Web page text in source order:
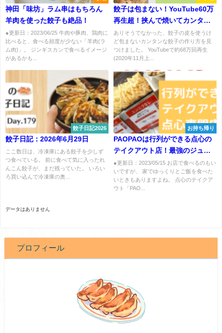
神田「味坊」ラム串はもちろん
羊肉を使った餃子も絶品！
●更新日：2023/06/25 牛肉や豚肉、鶏肉に
比べると、食べる頻度が少ない「羊肉(ラ
ム肉)」。 ジンギスカンで食べるイメージ
があるかも...
餃子は包まない！YouTube60万
再生超！挟んで焼いてカンタン
絶品餃子レシピ
ありそうでなかった、餃子の皮を使うけ
ど包まないカンタンな餃子の作り方を見
つけました。 YouTubeで約68万回再生
(2020年11月上...
餃子日記2026
餃子日記：2026年6月29日
ここ数日は、冷凍庫にある餃子を少しず
つ食べている。 前に食べて気に入ったれ
んこん餃子が、まだ残っていた。 いろい
ろ買い込んで冷凍庫の奥...
お持ち帰り
PAOPAOは行列ができる点心の
テイクアウト店！最強のジュー
シーさ
●更新日：2023/05/15 お店で食べるのもい
いですが、 家でゆっくりとご飯を食べた
いときもありますよね。 点心のテイクア
ウト「PAO...
データはありません
プロフィール